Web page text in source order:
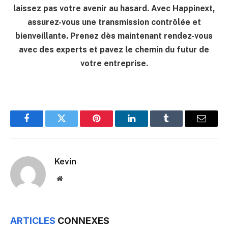
laissez pas votre avenir au hasard. Avec Happinext,
assurez-vous une transmission contrôlée et
bienveillante. Prenez dès maintenant rendez-vous
avec des experts et pavez le chemin du futur de
votre entreprise.
FacebookTwitter Pinterest LinkedInTumblr Email
Kevin
Website
ARTICLES CONNEXES